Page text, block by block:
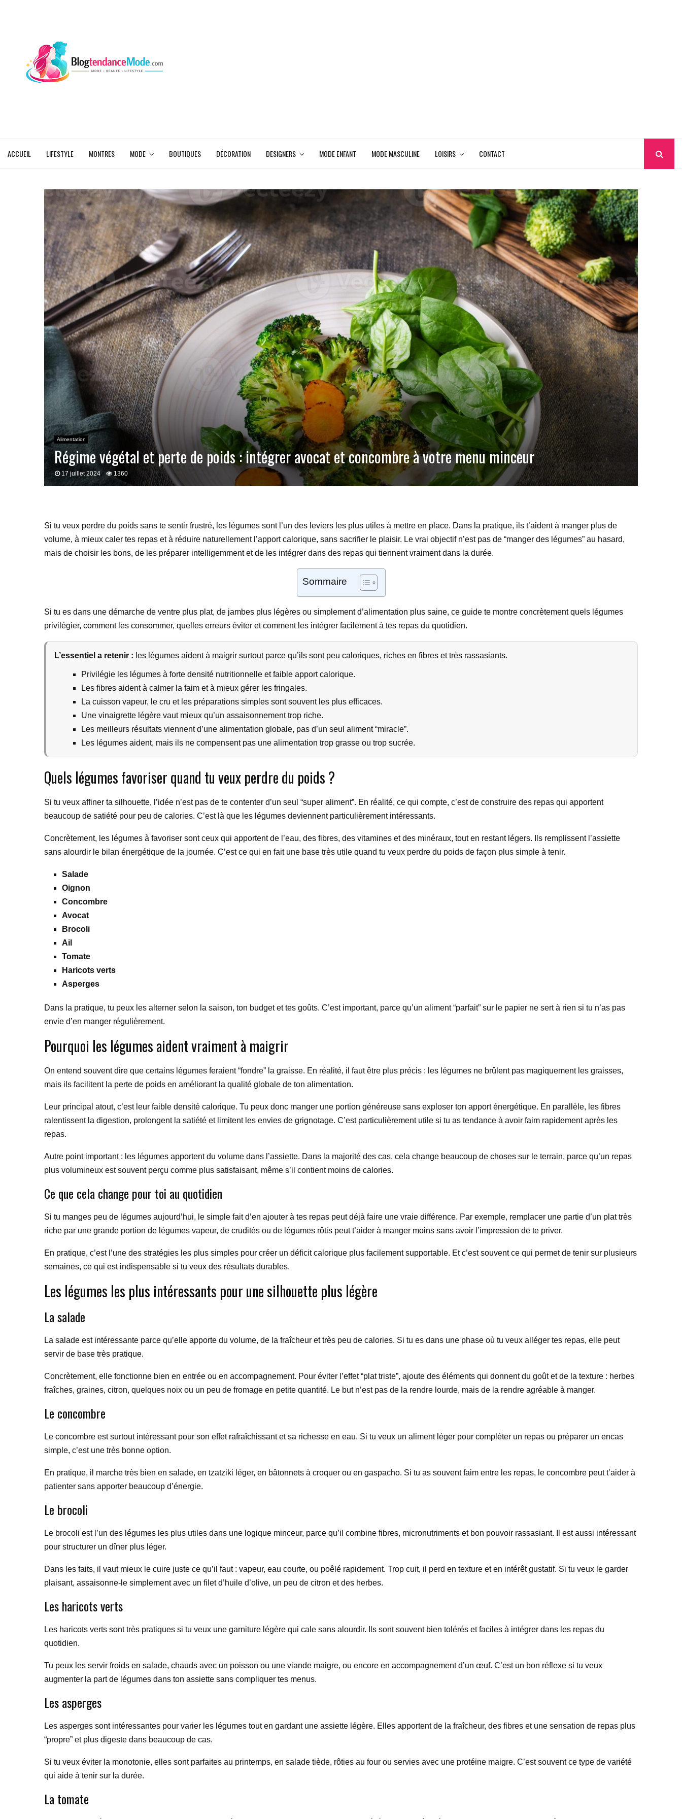
ACCUEIL LIFESTYLE MONTRES MODE BOUTIQUES DÉCORATION DESIGNERS MODE ENFANT MODE MASCULINE LOISIRS CONTACT
Alimentation
Régime végétal et perte de poids : intégrer avocat et concombre à votre menu minceur
17 juillet 2024 1360
Si tu veux perdre du poids sans te sentir frustré, les légumes sont l’un des leviers les plus utiles à mettre en place. Dans la pratique, ils t’aident à manger plus de
volume, à mieux caler tes repas et à réduire naturellement l’apport calorique, sans sacrifier le plaisir. Le vrai objectif n’est pas de “manger des légumes” au hasard,
mais de choisir les bons, de les préparer intelligemment et de les intégrer dans des repas qui tiennent vraiment dans la durée.
Sommaire
Si tu es dans une démarche de ventre plus plat, de jambes plus légères ou simplement d’alimentation plus saine, ce guide te montre concrètement quels légumes
privilégier, comment les consommer, quelles erreurs éviter et comment les intégrer facilement à tes repas du quotidien.
L’essentiel a retenir : les légumes aident à maigrir surtout parce qu’ils sont peu caloriques, riches en fibres et très rassasiants.
Privilégie les légumes à forte densité nutritionnelle et faible apport calorique.
Les fibres aident à calmer la faim et à mieux gérer les fringales.
La cuisson vapeur, le cru et les préparations simples sont souvent les plus efficaces.
Une vinaigrette légère vaut mieux qu’un assaisonnement trop riche.
Les meilleurs résultats viennent d’une alimentation globale, pas d’un seul aliment “miracle”.
Les légumes aident, mais ils ne compensent pas une alimentation trop grasse ou trop sucrée.
Quels légumes favoriser quand tu veux perdre du poids ?
Si tu veux affiner ta silhouette, l’idée n’est pas de te contenter d’un seul “super aliment”. En réalité, ce qui compte, c’est de construire des repas qui apportent
beaucoup de satiété pour peu de calories. C’est là que les légumes deviennent particulièrement intéressants.
Concrètement, les légumes à favoriser sont ceux qui apportent de l’eau, des fibres, des vitamines et des minéraux, tout en restant légers. Ils remplissent l’assiette
sans alourdir le bilan énergétique de la journée. C’est ce qui en fait une base très utile quand tu veux perdre du poids de façon plus simple à tenir.
Salade
Oignon
Concombre
Avocat
Brocoli
Ail
Tomate
Haricots verts
Asperges
Dans la pratique, tu peux les alterner selon la saison, ton budget et tes goûts. C’est important, parce qu’un aliment “parfait” sur le papier ne sert à rien si tu n’as pas
envie d’en manger régulièrement.
Pourquoi les légumes aident vraiment à maigrir
On entend souvent dire que certains légumes feraient “fondre” la graisse. En réalité, il faut être plus précis : les légumes ne brûlent pas magiquement les graisses,
mais ils facilitent la perte de poids en améliorant la qualité globale de ton alimentation.
Leur principal atout, c’est leur faible densité calorique. Tu peux donc manger une portion généreuse sans exploser ton apport énergétique. En parallèle, les fibres
ralentissent la digestion, prolongent la satiété et limitent les envies de grignotage. C’est particulièrement utile si tu as tendance à avoir faim rapidement après les
repas.
Autre point important : les légumes apportent du volume dans l’assiette. Dans la majorité des cas, cela change beaucoup de choses sur le terrain, parce qu’un repas
plus volumineux est souvent perçu comme plus satisfaisant, même s’il contient moins de calories.
Ce que cela change pour toi au quotidien
Si tu manges peu de légumes aujourd’hui, le simple fait d’en ajouter à tes repas peut déjà faire une vraie différence. Par exemple, remplacer une partie d’un plat très
riche par une grande portion de légumes vapeur, de crudités ou de légumes rôtis peut t’aider à manger moins sans avoir l’impression de te priver.
En pratique, c’est l’une des stratégies les plus simples pour créer un déficit calorique plus facilement supportable. Et c’est souvent ce qui permet de tenir sur plusieurs
semaines, ce qui est indispensable si tu veux des résultats durables.
Les légumes les plus intéressants pour une silhouette plus légère
La salade
La salade est intéressante parce qu’elle apporte du volume, de la fraîcheur et très peu de calories. Si tu es dans une phase où tu veux alléger tes repas, elle peut
servir de base très pratique.
Concrètement, elle fonctionne bien en entrée ou en accompagnement. Pour éviter l’effet “plat triste”, ajoute des éléments qui donnent du goût et de la texture : herbes
fraîches, graines, citron, quelques noix ou un peu de fromage en petite quantité. Le but n’est pas de la rendre lourde, mais de la rendre agréable à manger.
Le concombre
Le concombre est surtout intéressant pour son effet rafraîchissant et sa richesse en eau. Si tu veux un aliment léger pour compléter un repas ou préparer un encas
simple, c’est une très bonne option.
En pratique, il marche très bien en salade, en tzatziki léger, en bâtonnets à croquer ou en gaspacho. Si tu as souvent faim entre les repas, le concombre peut t’aider à
patienter sans apporter beaucoup d’énergie.
Le brocoli
Le brocoli est l’un des légumes les plus utiles dans une logique minceur, parce qu’il combine fibres, micronutriments et bon pouvoir rassasiant. Il est aussi intéressant
pour structurer un dîner plus léger.
Dans les faits, il vaut mieux le cuire juste ce qu’il faut : vapeur, eau courte, ou poêlé rapidement. Trop cuit, il perd en texture et en intérêt gustatif. Si tu veux le garder
plaisant, assaisonne-le simplement avec un filet d’huile d’olive, un peu de citron et des herbes.
Les haricots verts
Les haricots verts sont très pratiques si tu veux une garniture légère qui cale sans alourdir. Ils sont souvent bien tolérés et faciles à intégrer dans les repas du
quotidien.
Tu peux les servir froids en salade, chauds avec un poisson ou une viande maigre, ou encore en accompagnement d’un œuf. C’est un bon réflexe si tu veux
augmenter la part de légumes dans ton assiette sans compliquer tes menus.
Les asperges
Les asperges sont intéressantes pour varier les légumes tout en gardant une assiette légère. Elles apportent de la fraîcheur, des fibres et une sensation de repas plus
“propre” et plus digeste dans beaucoup de cas.
Si tu veux éviter la monotonie, elles sont parfaites au printemps, en salade tiède, rôties au four ou servies avec une protéine maigre. C’est souvent ce type de variété
qui aide à tenir sur la durée.
La tomate